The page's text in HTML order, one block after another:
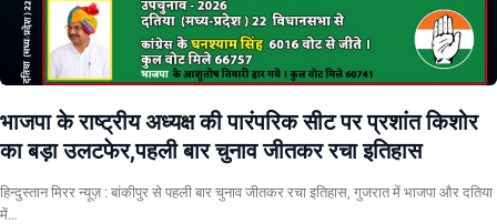
भाजपा के राष्ट्रीय अध्यक्ष की पारंपरिक सीट पर प्रशांत किशोर
का बड़ा उलटफेर,पहली बार चुनाव जीतकर रचा इतिहास
हिन्दुस्तान मिरर न्यूज़ : बांकीपुर से पहली बार चुनाव जीतकर रचा इतिहास, गुजरात में भाजपा और दतिया
में…